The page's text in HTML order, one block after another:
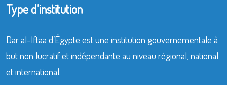
Type d’institution
Dar al-Iftaa d’Égypte est une institution gouvernementale à
but non lucratif et indépendante au niveau régional, national
et international.